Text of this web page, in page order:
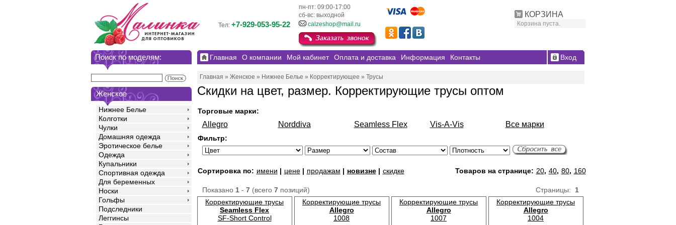
КОРЗИНА
Корзина пуста.
пн-пт: 09:00-17:00
сб-вс: выходной
Тел: +7-929-053-95-22 calzeshop@mail.ru
Поиск по моделям:
Женское
Нижнее Белье
Колготки
Чулки
Домашняя одежда
Эротическое белье
Одежда
Купальники
Спортивная одежда
Для беременных
Носки
Гольфы
Подследники
Леггинсы
Главная О компании Мой кабинет Оплата и доставка Информация Контакты Вход
Главная » Женское » Нижнее Белье » Корректирующее » Трусы
Скидки на цвет, размер. Корректирующие трусы оптом
Торговые марки:
Allegro Norddiva Seamless Flex Vis-A-Vis Все марки
Фильтр:
Сортировка по: имени | цене| продажам | новизне| скидке Товаров на странице: 20, 40, 80, 160
Страницы: 1
Показано 1- 7(всего 7позиций)
Корректирующие трусы
Seamless Flex
SF-Short Control
Корректирующие трусы
Allegro
1008
Корректирующие трусы
Allegro
1007
Корректирующие трусы
Allegro
1004